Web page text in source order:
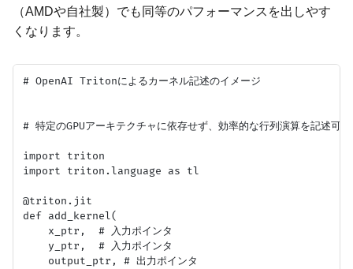
（AMDや自社製）でも同等のパフォーマンスを出しやす
くなります。
# OpenAI Tritonによるカーネル記述のイメージ
# 特定のGPUアーキテクチャに依存せず、効率的な行列演算を記述可能
import triton
import triton.language as tl
@triton.jit
def add_kernel(
    x_ptr,  # 入力ポインタ
    y_ptr,  # 入力ポインタ
    output_ptr, # 出力ポインタ